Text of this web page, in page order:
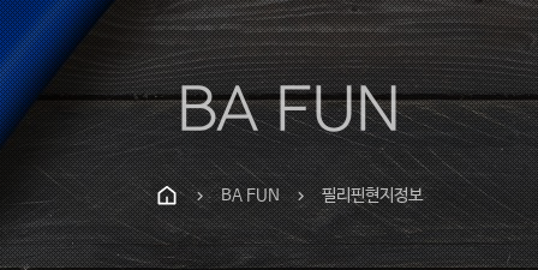
BA FUN
chevron_right BA FUN chevron_right 필리핀현지정보